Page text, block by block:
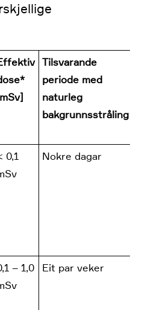
Tilsvarande
periode med
naturleg
bakgrunnsstråling
0,1
Nokre dagar
– 1,0
Eit par veker